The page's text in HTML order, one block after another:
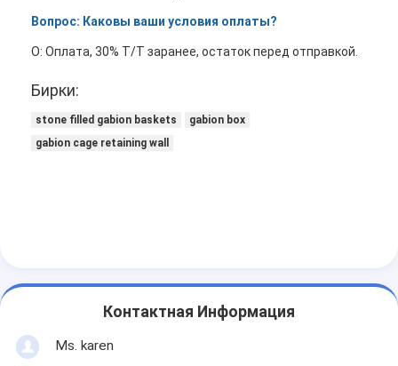
Вопрос: Каковы ваши условия оплаты?
О: Оплата, 30% T/T заранее, остаток перед отправкой.
Бирки:
stone filled gabion baskets
gabion box
gabion cage retaining wall
Контактная Информация
Ms. karen